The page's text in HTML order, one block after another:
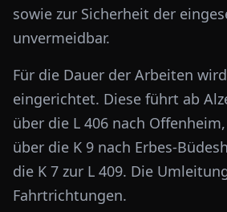
sowie zur Sicherheit der
unvermeidbar.
Für die Dauer der Arbeiten
eingerichtet. Diese führt ab
über die L 406 nach
über die K 9 nach Erbes-
die K 7 zur L 409. Die
Fahrtrichtungen.